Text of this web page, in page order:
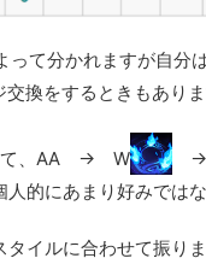
って分かれますが自分
換をするときもありま
て、AA → W
→
的にあまり好みではな
タイルに合わせて振り